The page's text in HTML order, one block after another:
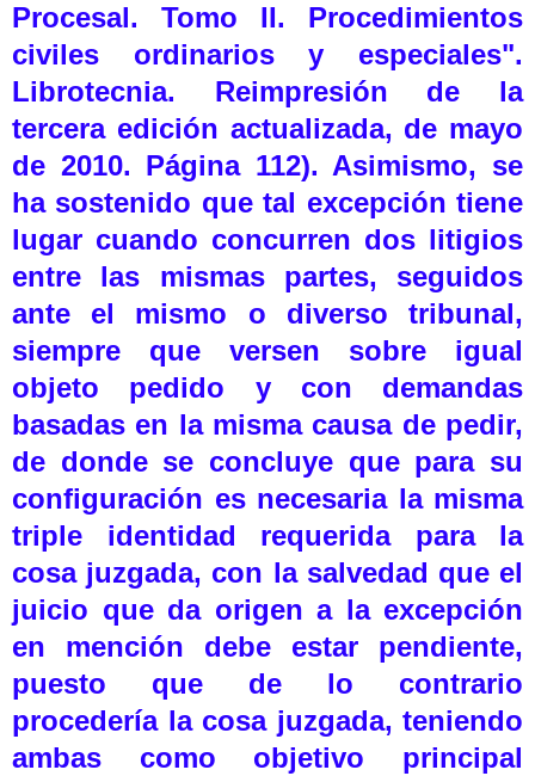
Procesal. Tomo II. Procedimientos
civiles ordinarios y especiales".
Librotecnia. Reimpresión de la
tercera edición actualizada, de mayo
de 2010. Página 112). Asimismo, se
ha sostenido que tal excepción tiene
lugar cuando concurren dos litigios
entre las mismas partes, seguidos
ante el mismo o diverso tribunal,
siempre que versen sobre igual
objeto pedido y con demandas
basadas en la misma causa de pedir,
de donde se concluye que para su
configuración es necesaria la misma
triple identidad requerida para la
cosa juzgada, con la salvedad que el
juicio que da origen a la excepción
en mención debe estar pendiente,
puesto que de lo contrario
procedería la cosa juzgada, teniendo
ambas como objetivo principal